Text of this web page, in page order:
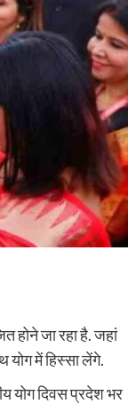
होने जा रहा है. जहां
योग में हिस्सा लेंगे.
योग दिवस प्रदेश भर